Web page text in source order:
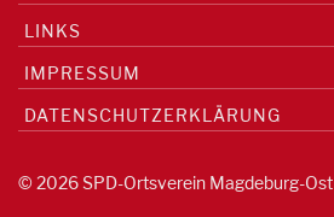
LINKS
IMPRESSUM
DATENSCHUTZERKLÄRUNG
© 2026 SPD-Ortsverein Magdeburg-Ost